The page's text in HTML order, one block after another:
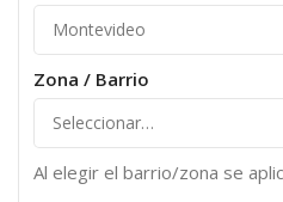
Zona / Barrio
Al elegir el barrio/zona se